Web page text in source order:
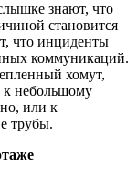
знают, что
становится
что инциденты
коммуникаций.
хомут,
к небольшому
или к
трубы.